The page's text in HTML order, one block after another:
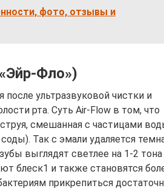
фото, отзывы и
Фло»)
ультразвуковой чистки и
рта. Суть Air-Flow в том, что
смешанная с частицами
Так с эмали удаляется
выглядят светлее на 1-2 тона
блеск1 и также становятся
прикрепиться